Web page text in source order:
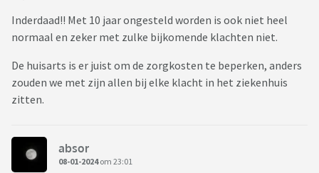
Inderdaad!! Met 10 jaar ongesteld worden is ook niet heel
normaal en zeker met zulke bijkomende klachten niet.
De huisarts is er juist om de zorgkosten te beperken, anders
zouden we met zijn allen bij elke klacht in het ziekenhuis
zitten.
absor
08-01-2024om 23:01